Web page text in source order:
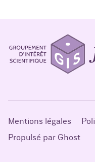
Mentions légales
Propulsé par Ghost